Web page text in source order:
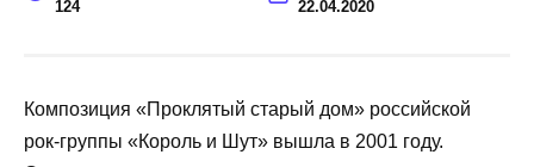
124 22.04.2020
Композиция «Проклятый старый дом» российской
рок-группы «Король и Шут» вышла в 2001 году.